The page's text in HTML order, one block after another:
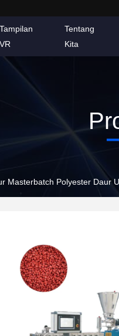
Tampilan
VR
Tentang
Kita
Masterbatch Polyester Daur